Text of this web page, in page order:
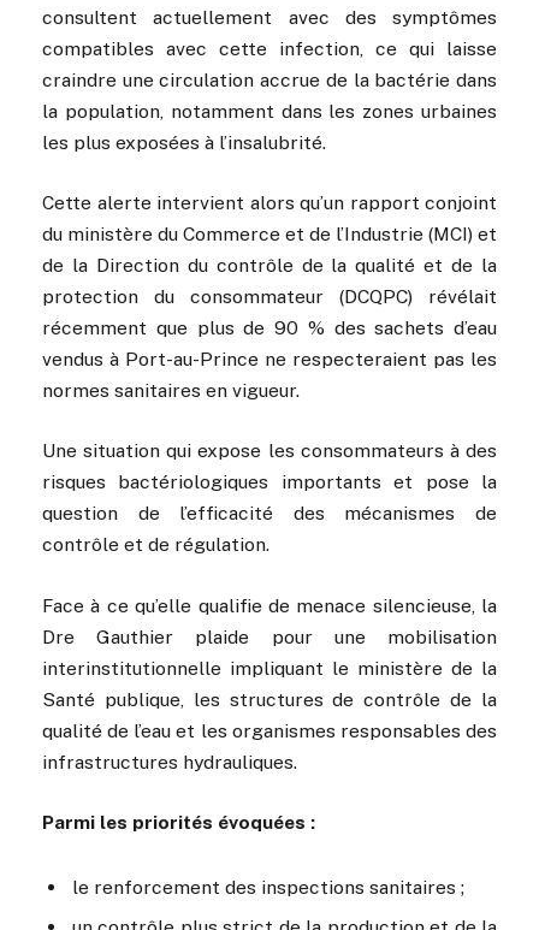
consultent actuellement avec des symptômes
compatibles avec cette infection, ce qui laisse
craindre une circulation accrue de la bactérie dans
la population, notamment dans les zones urbaines
les plus exposées à l’insalubrité.
Cette alerte intervient alors qu’un rapport conjoint
du ministère du Commerce et de l’Industrie (MCI) et
de la Direction du contrôle de la qualité et de la
protection du consommateur (DCQPC) révélait
récemment que plus de 90 % des sachets d’eau
vendus à Port-au-Prince ne respecteraient pas les
normes sanitaires en vigueur.
Une situation qui expose les consommateurs à des
risques bactériologiques importants et pose la
question de l’efficacité des mécanismes de
contrôle et de régulation.
Face à ce qu’elle qualifie de menace silencieuse, la
Dre Gauthier plaide pour une mobilisation
interinstitutionnelle impliquant le ministère de la
Santé publique, les structures de contrôle de la
qualité de l’eau et les organismes responsables des
infrastructures hydrauliques.
Parmi les priorités évoquées :
le renforcement des inspections sanitaires ;